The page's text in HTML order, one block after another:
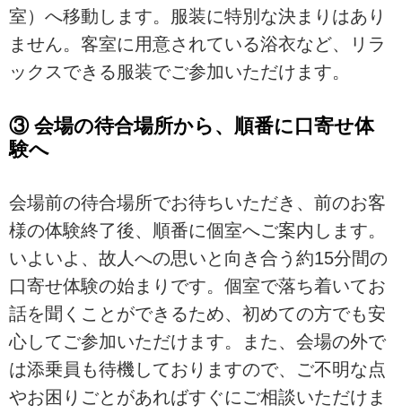
室）へ移動します。服装に特別な決まりはあり
ません。客室に用意されている浴衣など、リラ
ックスできる服装でご参加いただけます。
③ 会場の待合場所から、順番に口寄せ体
験へ
会場前の待合場所でお待ちいただき、前のお客
様の体験終了後、順番に個室へご案内します。
いよいよ、故人への思いと向き合う約15分間の
口寄せ体験の始まりです。個室で落ち着いてお
話を聞くことができるため、初めての方でも安
心してご参加いただけます。また、会場の外で
は添乗員も待機しておりますので、ご不明な点
やお困りごとがあればすぐにご相談いただけま